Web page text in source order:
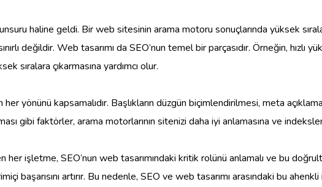
haline geldi. Bir web sitesinin arama motoru sonuçlarında yüksek
değildir. Web tasarımı da SEO’nun temel bir parçasıdır. Örneğin,
sıralara çıkarmasına yardımcı olur.
her yönünü kapsamalıdır. Başlıkların düzgün biçimlendirilmesi, meta
gibi faktörler, arama motorlarının sitenizi daha iyi anlamasına ve
işletme, SEO’nun web tasarımındaki kritik rolünü anlamalı ve bu
artırır. Bu nedenle, SEO ve web tasarımı arasındaki bu ahenkli